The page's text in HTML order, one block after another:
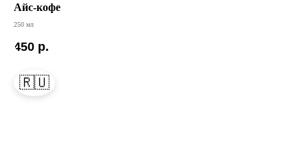
🇷🇺
Айс-кофе
250 мл
450 р.